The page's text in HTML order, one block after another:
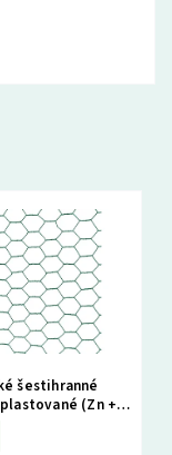
šestihranné
(Zn +
výška 50cm -